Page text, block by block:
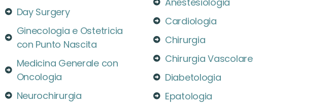
Day Surgery
Ginecologia e Ostetricia
con Punto Nascita
Medicina Generale con
Oncologia
Neurochirurgia
Cardiologia
Chirurgia
Chirurgia Vascolare
Diabetologia
Epatologia